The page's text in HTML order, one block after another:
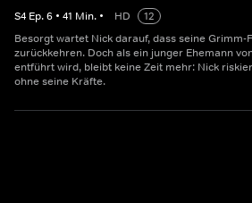
S4 Ep.6 • 41 Min. • HD
12
Besorgt wartet Nick darauf, dass seine Grimm-
zurückkehren. Doch als ein junger Ehemann
entführt wird, bleibt keine Zeit mehr: Nick
ohne seine Kräfte.